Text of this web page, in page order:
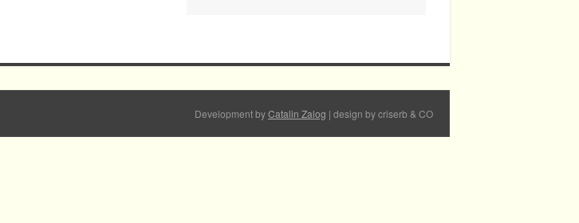
Development byCatalin Zalog | design by criserb & CO